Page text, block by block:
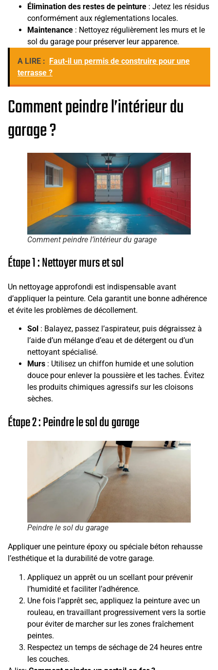
Élimination des restes de peinture : Jetez les résidus
conformément aux réglementations locales.
Maintenance : Nettoyez régulièrement les murs et le
sol du garage pour préserver leur apparence.
A LIRE : Faut-il un permis de construire pour une
terrasse ?
Comment peindre l’intérieur du
garage ?
Comment peindre l’intérieur du garage
Étape 1 : Nettoyer murs et sol
Un nettoyage approfondi est indispensable avant
d’appliquer la peinture. Cela garantit une bonne adhérence
et évite les problèmes de décollement.
Sol : Balayez, passez l’aspirateur, puis dégraissez à
l’aide d’un mélange d’eau et de détergent ou d’un
nettoyant spécialisé.
Murs : Utilisez un chiffon humide et une solution
douce pour enlever la poussière et les taches. Évitez
les produits chimiques agressifs sur les cloisons
sèches.
Étape 2 : Peindre le sol du garage
Peindre le sol du garage
Appliquer une peinture époxy ou spéciale béton rehausse
l’esthétique et la durabilité de votre garage.
Appliquez un apprêt ou un scellant pour prévenir
l’humidité et faciliter l’adhérence.
Une fois l’apprêt sec, appliquez la peinture avec un
rouleau, en travaillant progressivement vers la sortie
pour éviter de marcher sur les zones fraîchement
peintes.
Respectez un temps de séchage de 24 heures entre
les couches.